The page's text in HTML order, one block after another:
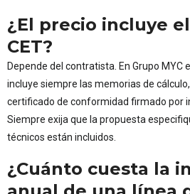
¿El precio incluye
CET?
Depende del contratista. En Grupo MYC
incluye siempre las memorias de
certificado de conformidad firmado por
Siempre exija que la propuesta
técnicos están incluidos.
¿Cuánto cuesta la